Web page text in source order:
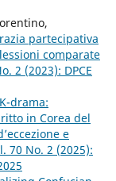
partecipativa
comparate
2 (2023): DPCE
drama:
in Corea del
e
70 No. 2 (2025):